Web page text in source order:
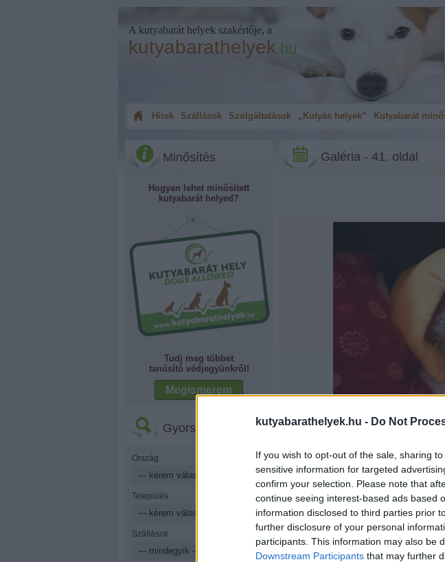
kutyabarathelyek.hu - Do Not
If you wish to opt-out of the sale, sharing
sensitive information for targeted
confirm your selection. Please note that
continue seeing interest-based ads based
information disclosed to third parties prior
further disclosure of your personal
participants. This information may also be
Downstream Participants that may further
A kutyabarát helyek szakértője, a
kutyabarathelyek.hu
Hírek Szállások Szolgáltatások „Kutyás helyek” Kutyabarát
Minősítés
Hogyan lehet minősített
kutyabarát helyed?
Tudj meg többet
tanúsító védjegyünkről!
Megismerem
Gyorskereső
Ország
Település
Szállások
Galéria - 41. oldal